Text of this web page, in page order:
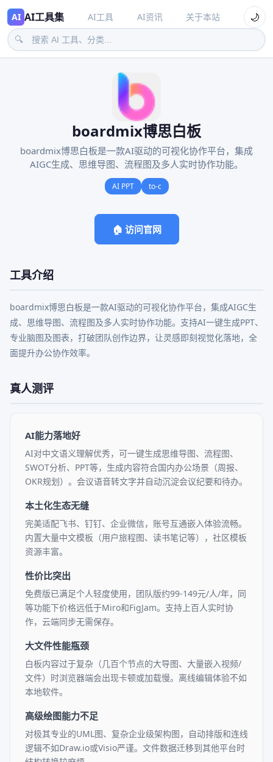
AI AI工具集
🔍
AI工具 AI资讯 关于本站 🌙
boardmix博思白板
boardmix博思白板是一款AI驱动的可视化协作平台，集成
AIGC生成、思维导图、流程图及多人实时协作功能。
AI PPT to-c
🏠 访问官网
工具介绍
boardmix博思白板是一款AI驱动的可视化协作平台，集成AIGC生
成、思维导图、流程图及多人实时协作功能。支持AI一键生成PPT、
专业脑图及图表，打破团队创作边界，让灵感即刻视觉化落地，全
面提升办公协作效率。
真人测评
AI能力落地好
AI对中文语义理解优秀，可一键生成思维导图、流程图、
SWOT分析、PPT等，生成内容符合国内办公场景（周报、
OKR规划）。会议语音转文字并自动沉淀会议纪要和待办。
本土化生态无缝
完美适配飞书、钉钉、企业微信，账号互通嵌入体验流畅。
内置大量中文模板（用户旅程图、读书笔记等），社区模板
资源丰富。
性价比突出
免费版已满足个人轻度使用，团队版约99-149元/人/年，同
等功能下价格远低于Miro和FigJam。支持上百人实时协
作，云端同步无需保存。
大文件性能瓶颈
白板内容过于复杂（几百个节点的大导图、大量嵌入视频/
文件）时浏览器端会出现卡顿或加载慢。离线编辑体验不如
本地软件。
高级绘图能力不足
对极其专业的UML图、复杂企业级架构图，自动排版和连线
逻辑不如Draw.io或Visio严谨。文件数据迁移到其他平台时